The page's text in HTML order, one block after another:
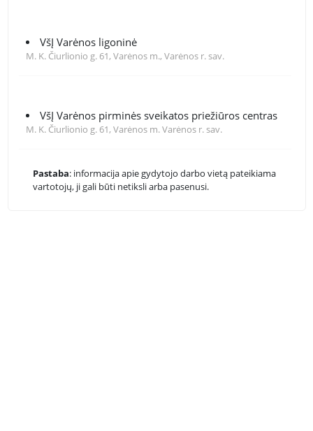
VšĮ Varėnos ligoninė
M. K. Čiurlionio g. 61, Varėnos m., Varėnos r. sav.
VšĮ Varėnos pirminės sveikatos priežiūros centras
M. K. Čiurlionio g. 61, Varėnos m. Varėnos r. sav.
Pastaba: informacija apie gydytojo darbo vietą pateikiama
vartotojų, ji gali būti netiksli arba pasenusi.